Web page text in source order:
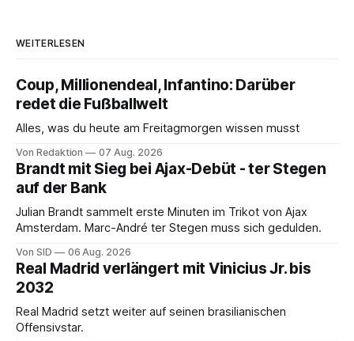
WEITERLESEN
Coup, Millionendeal, Infantino: Darüber
redet die Fußballwelt
Alles, was du heute am Freitagmorgen wissen musst
Von Redaktion 07 Aug. 2026
Brandt mit Sieg bei Ajax-Debüt - ter Stegen
auf der Bank
Julian Brandt sammelt erste Minuten im Trikot von Ajax
Amsterdam. Marc-André ter Stegen muss sich gedulden.
Von SID 06 Aug. 2026
Real Madrid verlängert mit Vinicius Jr. bis
2032
Real Madrid setzt weiter auf seinen brasilianischen
Offensivstar.